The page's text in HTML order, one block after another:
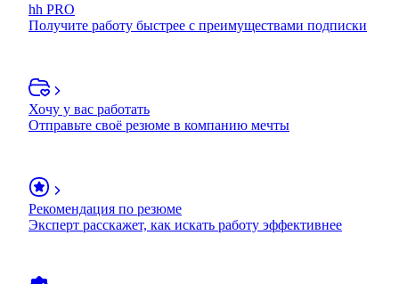
hh PRO
Получите работу быстрее с преимуществами подписки
Хочу у вас работать
Отправьте своё резюме в компанию мечты
Рекомендация по резюме
Эксперт расскажет, как искать работу эффективнее